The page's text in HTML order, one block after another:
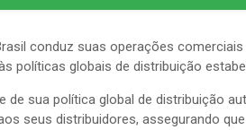
conduz suas operações
políticas globais de distribuição
de sua política global de distribuição
seus distribuidores, assegurando